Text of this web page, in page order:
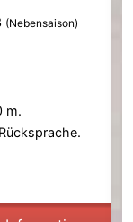
(Nebensaison)
m.